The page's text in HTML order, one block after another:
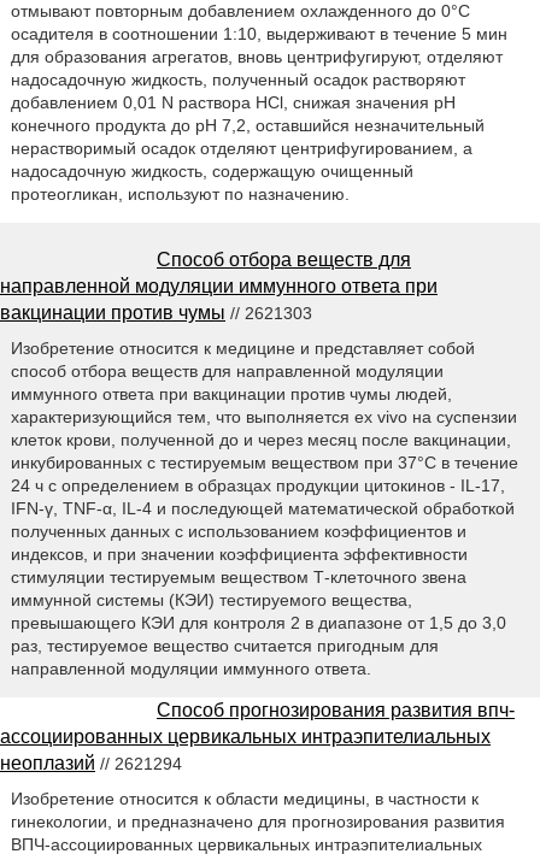
отмывают повторным добавлением охлажденного до 0°C
осадителя в соотношении 1:10, выдерживают в течение 5 мин
для образования агрегатов, вновь центрифугируют, отделяют
надосадочную жидкость, полученный осадок растворяют
добавлением 0,01 N раствора HCl, снижая значения pH
конечного продукта до pH 7,2, оставшийся незначительный
нерастворимый осадок отделяют центрифугированием, а
надосадочную жидкость, содержащую очищенный
протеогликан, используют по назначению.
Способ отбора веществ для
направленной модуляции иммунного ответа при
вакцинации против чумы // 2621303
Изобретение относится к медицине и представляет собой
способ отбора веществ для направленной модуляции
иммунного ответа при вакцинации против чумы людей,
характеризующийся тем, что выполняется ex vivo на суспензии
клеток крови, полученной до и через месяц после вакцинации,
инкубированных с тестируемым веществом при 37°С в течение
24 ч с определением в образцах продукции цитокинов - IL-17,
IFN-γ, TNF-α, IL-4 и последующей математической обработкой
полученных данных с использованием коэффициентов и
индексов, и при значении коэффициента эффективности
стимуляции тестируемым веществом Т-клеточного звена
иммунной системы (КЭИ) тестируемого вещества,
превышающего КЭИ для контроля 2 в диапазоне от 1,5 до 3,0
раз, тестируемое вещество считается пригодным для
направленной модуляции иммунного ответа.
Способ прогнозирования развития впч-
ассоциированных цервикальных интраэпителиальных
неоплазий // 2621294
Изобретение относится к области медицины, в частности к
гинекологии, и предназначено для прогнозирования развития
ВПЧ-ассоциированных цервикальных интраэпителиальных